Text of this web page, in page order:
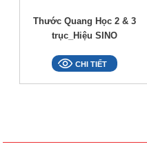
Thước Quang Học 2 & 3
trục_Hiệu SINO
CHI TIẾT